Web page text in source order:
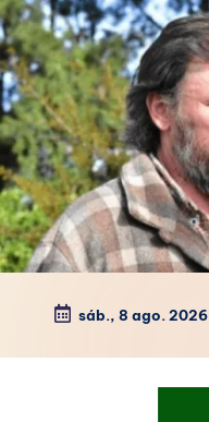
Saltar
al
contenido
sáb., 8 ago. 2026